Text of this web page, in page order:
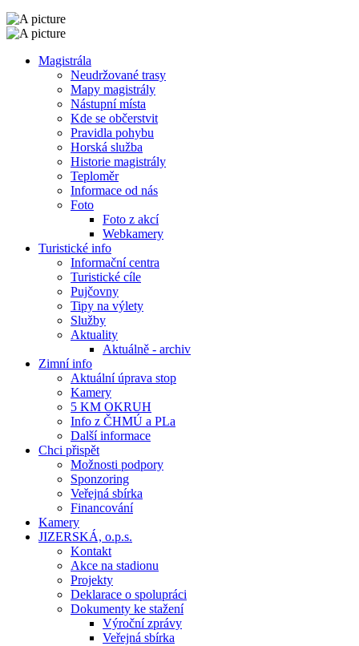
Magistrála
Neudržované trasy
Mapy magistrály
Nástupní místa
Kde se občerstvit
Pravidla pohybu
Horská služba
Historie magistrály
Teploměr
Informace od nás
Foto
Foto z akcí
Webkamery
Turistické info
Informační centra
Turistické cíle
Pujčovny
Tipy na výlety
Služby
Aktuality
Aktuálně - archiv
Zimní info
Aktuální úprava stop
Kamery
5 KM OKRUH
Info z ČHMÚ a PLa
Další informace
Chci přispět
Možnosti podpory
Sponzoring
Veřejná sbírka
Financování
Kamery
JIZERSKÁ, o.p.s.
Kontakt
Akce na stadionu
Projekty
Deklarace o spolupráci
Dokumenty ke stažení
Výroční zprávy
Veřejná sbírka